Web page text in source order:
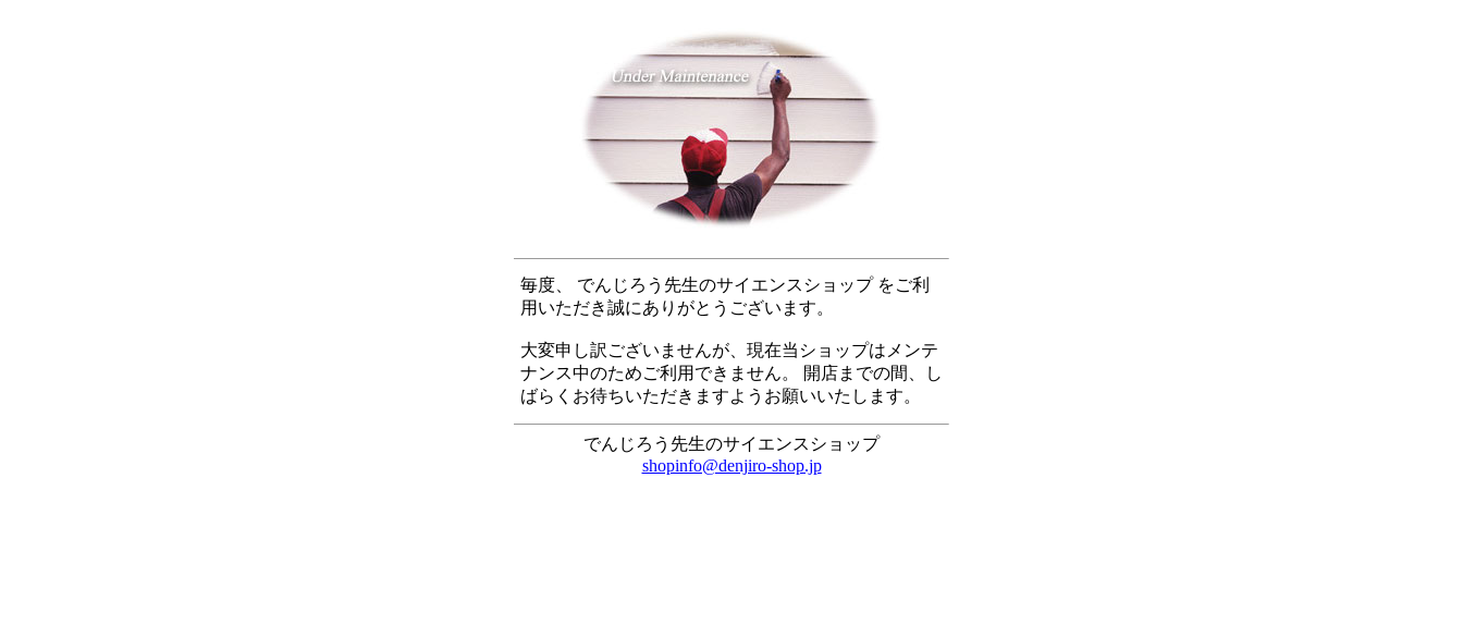
毎度、 でんじろう先生のサイエンスショップ をご利
用いただき誠にありがとうございます。
大変申し訳ございませんが、現在当ショップはメンテ
ナンス中のためご利用できません。 開店までの間、し
ばらくお待ちいただきますようお願いいたします。
でんじろう先生のサイエンスショップ
shopinfo@denjiro-shop.jp